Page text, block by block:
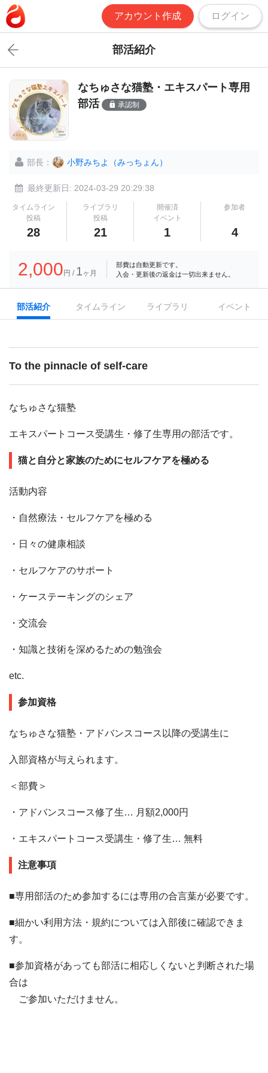
アカウント作成 ログイン
部活紹介
なちゅさな猫塾・エキスパート専用
部活
承認制
部長： 小野みちよ（みっちょん）
最終更新日: 2024-03-29 20:29:38
タイムライン
投稿
28
ライブラリ
投稿
21
開催済
イベント
1
参加者
4
2,000 円 / 1ヶ月
部費は自動更新です。
入会・更新後の返金は一切出来ません。
部活紹介 タイムライン ライブラリ イベント
To the pinnacle of self-care
なちゅさな猫塾
エキスパートコース受講生・修了生専用の部活です。
猫と自分と家族のためにセルフケアを極める
活動内容
・自然療法・セルフケアを極める
・日々の健康相談
・セルフケアのサポート
・ケーステーキングのシェア
・交流会
・知識と技術を深めるための勉強会
etc.
参加資格
なちゅさな猫塾・アドバンスコース以降の受講生に
入部資格が与えられます。
＜部費＞
・アドバンスコース修了生… 月額2,000円
・エキスパートコース受講生・修了生… 無料
注意事項
■専用部活のため参加するには専用の合言葉が必要です。
■細かい利用方法・規約については入部後に確認できま
す。
■参加資格があっても部活に相応しくないと判断された場
合は
ご参加いただけません。